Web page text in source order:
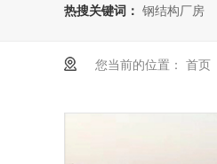
热搜关键词： 钢结构厂房
您当前的位置： 首页